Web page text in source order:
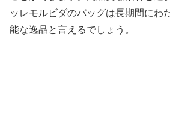
ッレモルビダのバッグは長期間にわ
能な逸品と言えるでしょう。